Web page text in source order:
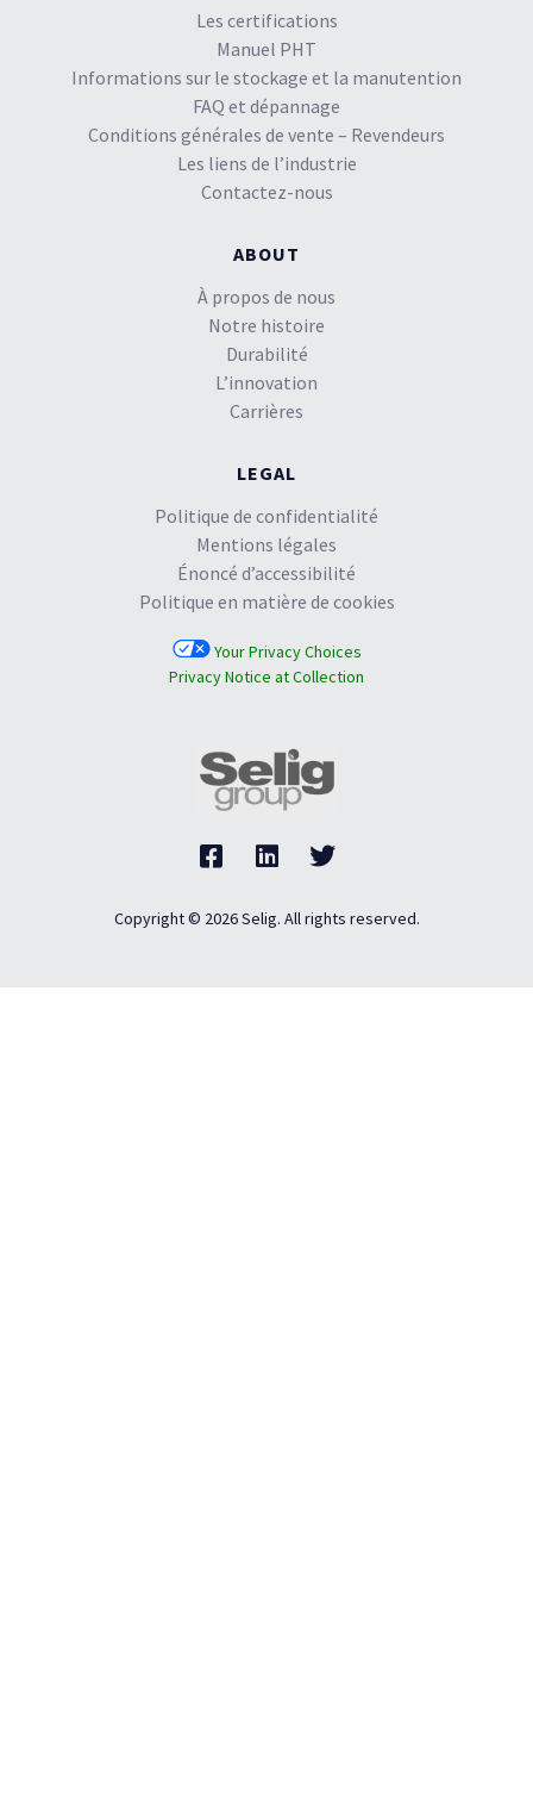
Les certifications
Manuel PHT
Informations sur le stockage et la manutention
FAQ et dépannage
Conditions générales de vente – Revendeurs
Les liens de l’industrie
Contactez-nous
ABOUT
À propos de nous
Notre histoire
Durabilité
L’innovation
Carrières
LEGAL
Politique de confidentialité
Mentions légales
Énoncé d’accessibilité
Politique en matière de cookies
Your Privacy Choices
Privacy Notice at Collection
Copyright © 2026 Selig. All rights reserved.